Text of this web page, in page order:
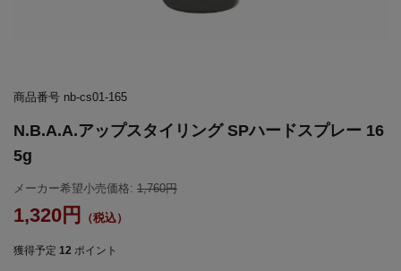
商品番号 nb-cs01-165
N.B.A.A.アップスタイリング SPハードスプレー 16
5g
メーカー希望小売価格: 1,760
1,320
獲得予定 12 ポイント